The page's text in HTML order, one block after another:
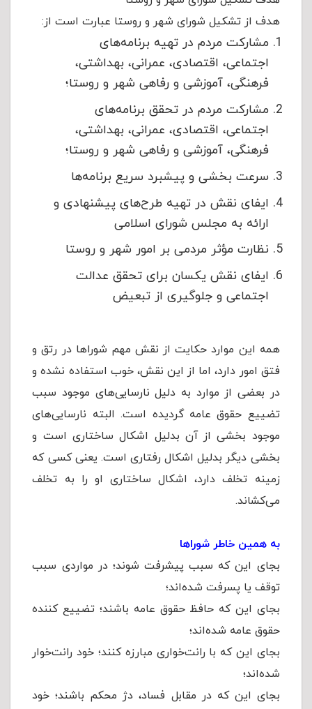
هدف از تشکیل شورای شهر و روستا عبارت است از:
مشارکت مردم در تهیه برنامه‏‌های‏
اجتماعی‏، اقتصادی‏، عمرانی‏، بهداشتی‏،
فرهنگی‏، آموزشی‏ و رفاهی‏ شهر و روستا؛
مشارکت مردم در تحقق برنامه‏‌های‏
اجتماعی‏، اقتصادی‏، عمرانی‏، بهداشتی‏،
فرهنگی‏، آموزشی‏ و رفاهی‏ شهر و روستا؛
سرعت بخشی و پیشبرد سریع برنامه‌ها
ایفای نقش در تهیه طرح‌های پیشنهادی و
ارائه به مجلس‏ شورای‏ اسلامی
نظارت مؤثر مردمی بر امور شهر و روستا
ایفای نقش یکسان برای تحقق عدالت
اجتماعی و جلوگیری‏ از تبعیض
همه این موارد حکایت از نقش مهم شوراها در رتق و
فتق امور دارد، اما از این نقش، خوب استفاده نشده و
در بعضی از موارد به دلیل نارسایی‌های موجود سبب
تضییع حقوق عامه گردیده است. البته نارسایی‌های
موجود بخشی از آن بدلیل اشکال ساختاری است و
بخشی دیگر بدلیل اشکال رفتاری است. یعنی کسی که
زمینه تخلف دارد، اشکال ساختاری او را به تخلف
می‌کشاند.
به همین خاطر شوراها
بجای این که سبب پیشرفت شوند؛ در مواردی سبب
توقف یا پسرفت شده‌اند؛
بجای این که حافظ حقوق عامه باشند؛ تضییع کننده
حقوق عامه شده‌اند؛
بجای این که با رانت‌خواری مبارزه کنند؛ خود رانت‌خوار
شده‌اند؛
بجای این که در مقابل فساد، دژ محکم باشند؛ خود